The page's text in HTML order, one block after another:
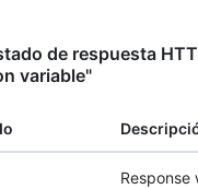
de respuesta
variable"
Response